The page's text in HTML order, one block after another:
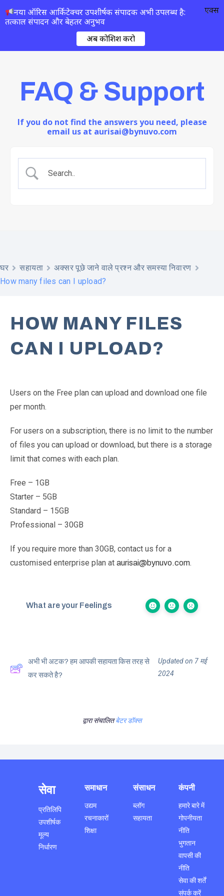
FAQ & Support
If you do not find the answers you need, please
email us at aurisai@bynuvo.com
घर सहायता अक्सर पूछे जाने वाले प्रश्न और समस्या निवारण
How many files can I upload?
HOW MANY FILES
CAN I UPLOAD?
Users on the Free plan can upload and download one file
per month.
For users on a subscription, there is no limit to the number
of files you can upload or download, but there is a storage
limit that comes with each plan.
Free – 1GB
Starter – 5GB
Standard – 15GB
Professional – 30GB
If you require more than 30GB, contact us for a
customised enterprise plan at aurisai@bynuvo.com.
What are your Feelings
अभी भी अटक? हम आपकी सहायता किस तरह से
कर सकते है?
Updated on 7 मई
2024
द्वारा संचालितबेटर डॉक्स
सेवा
प्रतिलिपि
उपशीर्षक
मूल्य
निर्धारण
समाधान
उद्यम
रचनाकारों
शिक्षा
संसाधन
ब्लॉग
सहायता
कंपनी
हमारे बारे में
गोपनीयता
नीति
भुगतान
वापसी की
नीति
सेवा की शर्तें
संपर्क करें
नया ऑरिस आर्किटेक्चर उपशीर्षक संपादक अभी उपलब्ध है:
तत्काल संपादन और बेहतर अनुभव
अब कोशिश करो
एक्स